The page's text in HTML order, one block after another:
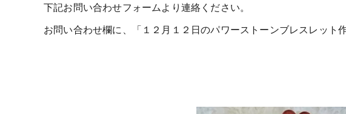
下記お問い合わせフォームより連絡ください。
お問い合わせ欄に、「１２月１２日のパワーストーンブレスレット